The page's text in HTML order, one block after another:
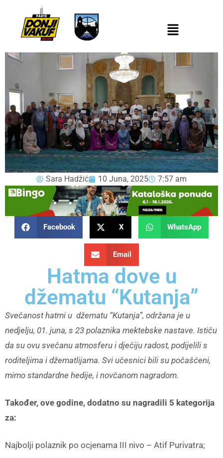
Sara Hadžić 10 Juna, 2025 7:57 am
Facebook X WhatsApp
Email
Hatma dove u
džematu “Kutanja”
Svečanost hatmi u džematu “Kutanja”, održana je u
nedjelju, 01. juna, s 23 polaznika mektebske nastave. Ističu
da su ovu svečanu atmosferu i dječiju radost, podijelili s
roditeljima i džematlijama. Svi učesnici bili su počašćeni,
mimo standardne hedije, i novčanom nagradom.
Također, ove godine, dodatno su nagradili 5 kategorija
za:
Najbolji polaznik po ocjenama III nivo – Atif Purivatra;